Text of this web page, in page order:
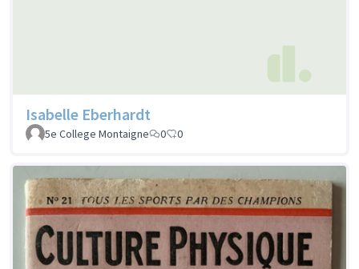
Isabelle Eberhardt
5e College Montaigne 0 0